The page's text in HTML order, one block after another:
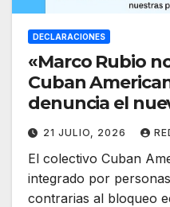
DECLARACIONES
«Marco Rubio
Cuban
denuncia el
UU. contra la
del bloqueo
21 JULIO, 2026
El colectivo Cuban
integrado por
contrarias al bloqueo